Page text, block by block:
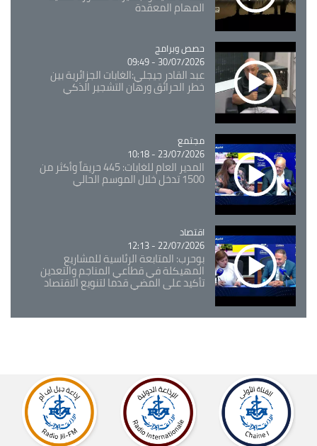
المهام المعقدة
Catégorie
حصص وبرامج
30/07/2026 - 09:49
عبد القادر جيجلي:الغابات الجزائرية بين
خطر الحرائق ورهان التشجير الذكي
Catégorie
مجتمع
23/07/2026 - 10:18
المدير العام للغابات: 445 حريقاً وأكثر من
1500 تدخل خلال الموسم الحالي
Catégorie
اقتصاد
22/07/2026 - 12:13
بوحرب: المتابعة الرئاسية للمشاريع
المهيكلة في قطاعي المناجم والتعدين
تأكيد على المضي قدما لتنويع الاقتصاد